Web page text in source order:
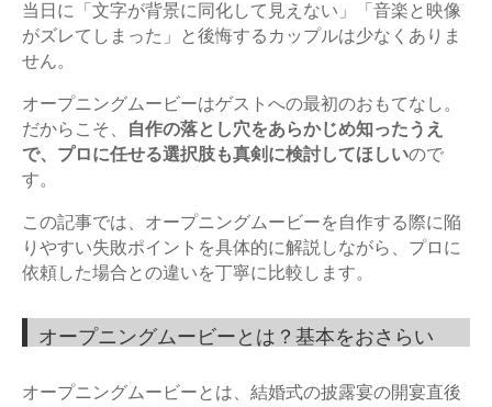
当日に「文字が背景に同化して見えない」「音楽と映像
がズレてしまった」と後悔するカップルは少なくありま
せん。
オープニングムービーはゲストへの最初のおもてなし。
だからこそ、
自作の落とし穴をあらかじめ知ったうえ
で、プロに任せる選択肢も真剣に検討してほしいので
す。
この記事では、オープニングムービーを自作する際に陥
りやすい失敗ポイントを具体的に解説しながら、プロに
依頼した場合との違いを丁寧に比較します。
オープニングムービーとは？基本をおさらい
オープニングムービーとは、結婚式の披露宴の開宴直後